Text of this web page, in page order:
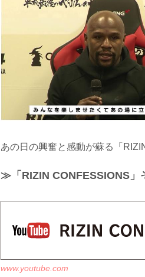
あの日の興奮と感動が蘇る「
≫「RIZIN CONFESSIONS」
www.youtube.com